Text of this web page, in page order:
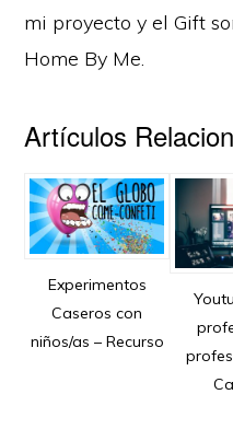
mi proyecto y el Gift
Home By Me.
Artículos
Experimentos
Caseros con
niños/as – Recurso